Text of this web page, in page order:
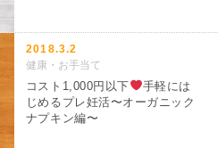
2018.3.2
健康・お手当て
コスト1,000円以下
手軽には
じめるプレ妊活〜オーガニック
ナプキン編〜